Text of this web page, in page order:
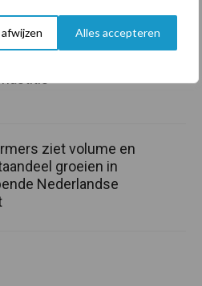
Alles accepteren
een vaak
ziet volume en
groeien in
Nederlandse